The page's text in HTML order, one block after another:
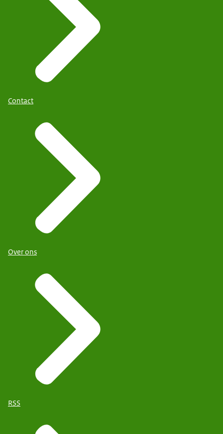
Contact
Over ons
RSS